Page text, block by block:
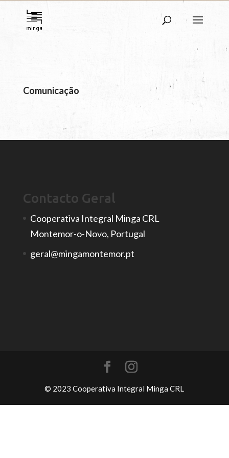
Comunicação
Contacto Geral
Cooperativa Integral Minga CRL
Montemor-o-Novo, Portugal
geral@mingamontemor.pt
© 2023 Cooperativa Integral Minga CRL